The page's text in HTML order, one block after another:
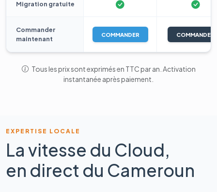
Migration gratuite
Commander
maintenant
COMMANDER COMMANDER
Tous les prix sont exprimés en TTC par an. Activation
instantanée après paiement.
EXPERTISE LOCALE
La vitesse du Cloud,
en direct du Cameroun